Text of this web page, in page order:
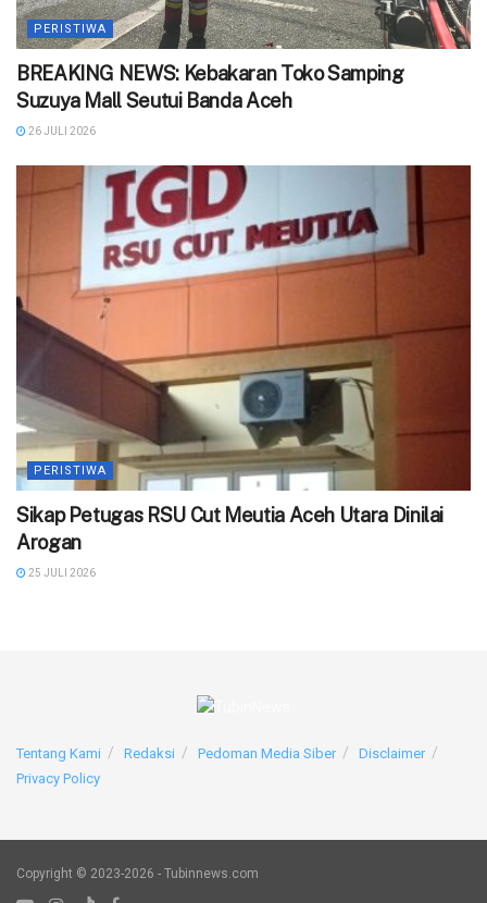
PERISTIWA
BREAKING NEWS: Kebakaran Toko Samping
Suzuya Mall Seutui Banda Aceh
26 JULI 2026
PERISTIWA
‎Sikap Petugas RSU Cut Meutia Aceh Utara Dinilai
Arogan
25 JULI 2026
Tentang Kami Redaksi Pedoman Media Siber
Disclaimer
Privacy Policy
Copyright © 2023-2026 - Tubinnews.com